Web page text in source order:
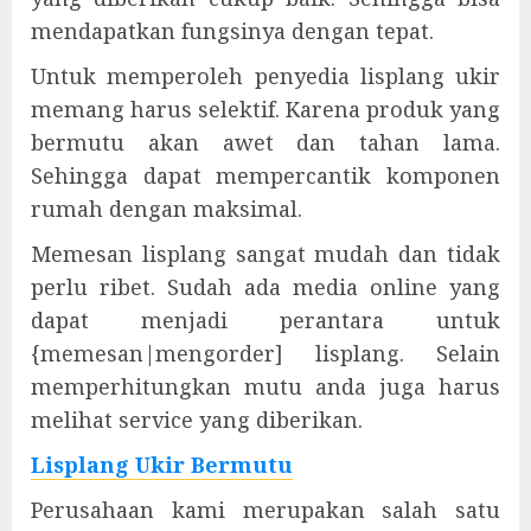
mendapatkan fungsinya dengan tepat.
Untuk memperoleh penyedia lisplang ukir
memang harus selektif. Karena produk yang
bermutu akan awet dan tahan lama.
Sehingga dapat mempercantik komponen
rumah dengan maksimal.
Memesan lisplang sangat mudah dan tidak
perlu ribet. Sudah ada media online yang
dapat menjadi perantara untuk
{memesan|mengorder] lisplang. Selain
memperhitungkan mutu anda juga harus
melihat service yang diberikan.
Lisplang Ukir Bermutu
Perusahaan kami merupakan salah satu